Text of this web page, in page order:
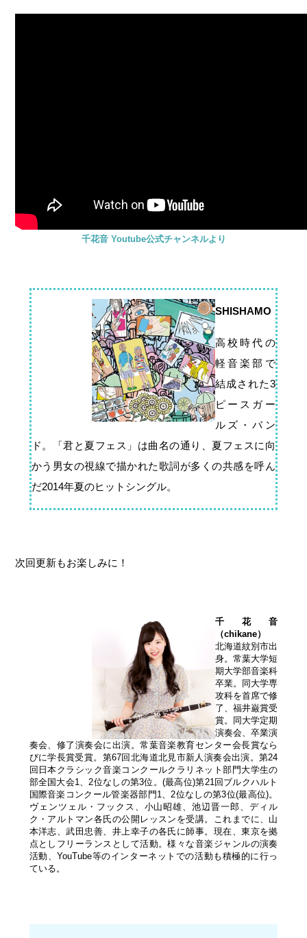
千花音 Youtube公式チャンネルより
SHISHAMO
高校時代の
軽音楽部で
結成された3
ピースガー
ルズ・バン
ド。「君と夏フェス」は曲名の通り、夏フェスに向
かう男女の視線で描かれた歌詞が多くの共感を呼ん
だ2014年夏のヒットシングル。
次回更新もお楽しみに！
千花音
（chikane）
北海道紋別市出
身。常葉大学短
期大学部音楽科
卒業。同大学専
攻科を首席で修
了、福井巌賞受
賞。同大学定期
演奏会、卒業演
奏会、修了演奏会に出演。常葉音楽教育センター会長賞なら
びに学長賞受賞。第67回北海道北見市新人演奏会出演。第24
回日本クラシック音楽コンクールクラリネット部門大学生の
部全国大会1、2位なしの第3位。(最高位)第21回ブルクハルト
国際音楽コンクール管楽器部門1、2位なしの第3位(最高位)。
ヴェンツェル・フックス、小山昭雄、池辺晋一郎、ディル
ク・アルトマン各氏の公開レッスンを受講。これまでに、山
本洋志、武田忠善、井上幸子の各氏に師事。現在、東京を拠
点としフリーランスとして活動。様々な音楽ジャンルの演奏
活動、YouTube等のインターネットでの活動も積極的に行っ
ている。